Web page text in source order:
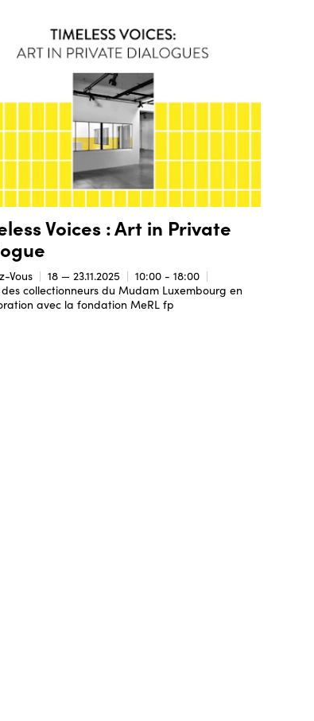
Voices : Art in Private
Vous 18 — 23.11.2025
10:00 - 18:00
collectionneurs du Mudam Luxembourg en
avec la fondation MeRL fp